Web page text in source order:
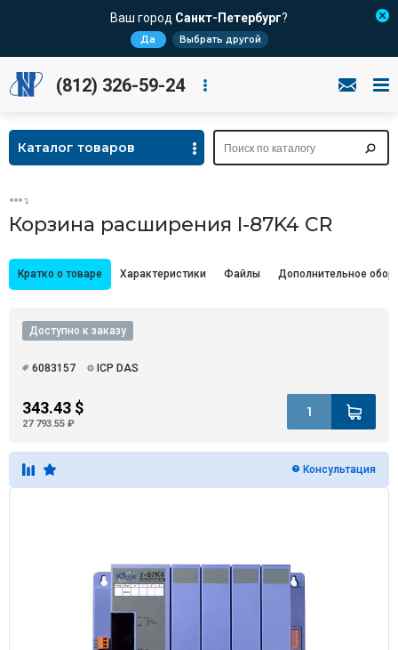
Ваш город Санкт-Петербург?
Да Выбрать другой
(812) 326-59-24
Каталог товаров
Корзина расширения I-87K4 CR
Кратко о товаре Характеристики Файлы Дополнительное
Доступно к заказу
6083157 ICP DAS
343.43 $
27 793.55 ₽
Консультация